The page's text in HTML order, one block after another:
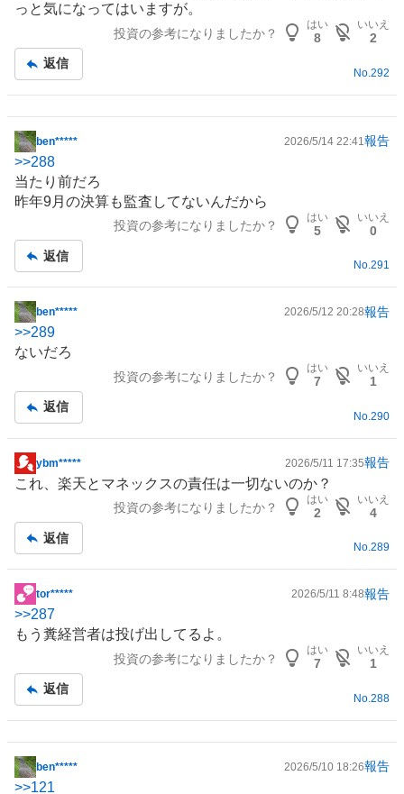
っと気になってはいますが。
投資の参考になりましたか？
はい
8
いいえ
2
返信
No. 292
掲
示
板
記
ben***** 2026/5/14 22:41 報告
>>288
当たり前だろ
昨年9月の決算も監査してないんだから
投資の参考になりましたか？
はい
5
いいえ
0
返信
No.291
掲
示
板
ben***** 2026/5/12 20:28報告
>>289
ないだろ
投資の参考になりましたか？
はい
7
いいえ
1
返信
No. 290
掲
示
事
ybm***** 2026/5/11 17:35報告
これ、楽天とマネックスの責任は一切ないのか？
投資の参考になりましたか？
はい
2
いいえ
4
返信
No.289
掲
示
板
tor***** 2026/5/11 8:48報告
>>287
もう糞経営者は投げ出してるよ。
投資の参考になりましたか？
はい
7
いいえ
1
返信
No. 288
掲
ben***** 2026/5/10 18:26報告
>>121